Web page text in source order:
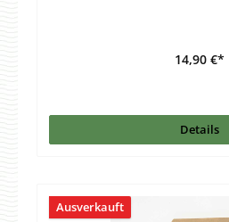
14,90 €*
Details
Ausverkauft